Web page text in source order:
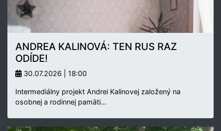
ANDREA KALINOVÁ: TEN RUS RAZ
ODÍDE!
30.07.2026 | 18:00
Intermediálny projekt Andrei Kalinovej založený na
osobnej a rodinnej pamäti…